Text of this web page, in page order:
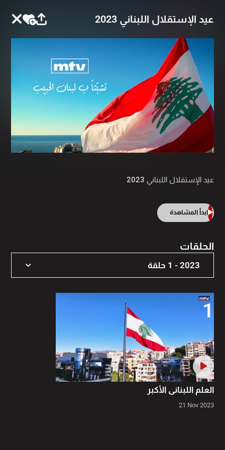
عيد الإستقلال اللبناني 2023
عيد الإستقلال اللبناني 2023
ابدأ المشاهدة
الحلقات
2023 - 1 حلقة
2023 - 1 حلقة
1
العلم اللبناني الأكبر
21 Nov 2023